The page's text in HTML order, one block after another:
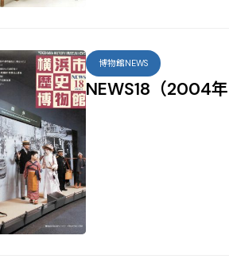
NEWS18（2004年
博物館NEWS